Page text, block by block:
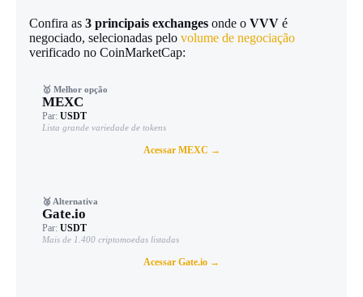
Confira as 3 principais exchanges onde o VVV é
negociado, selecionadas pelo volume de negociação
verificado no CoinMarketCap:
🥇 Melhor opção
MEXC
Par: USDT
Lista grande variedade de tokens
Acessar MEXC →
🥈 Alternativa
Gate.io
Par: USDT
Mais de 1.400 criptomoedas listadas
Acessar Gate.io →